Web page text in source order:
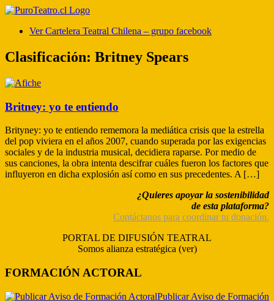
Ver Cartelera Teatral Chilena – grupo facebook
Clasificación: Britney Spears
Britney: yo te entiendo
Brityney: yo te entiendo rememora la mediática crisis que la estrella
del pop viviera en el años 2007, cuando superada por las exigencias
sociales y de la industria musical, decidiera raparse. Por medio de
sus canciones, la obra intenta descifrar cuáles fueron los factores que
influyeron en dicha explosión así como en sus precedentes. A […]
¿Quieres apoyar la sostenibilidad
de esta plataforma?
Contáctanos para coordinar tu donación.
PORTAL DE DIFUSIÓN TEATRAL
Somos alianza estratégica (ver)
FORMACIÓN ACTORAL
Publicar Aviso de Formación